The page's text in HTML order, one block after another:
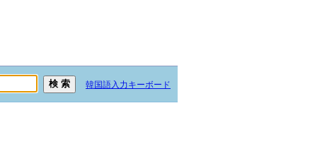
韓国語入力キーボード